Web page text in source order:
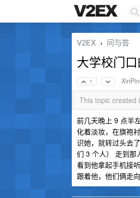
V2EX › 问与答
大学校门
1
This topic created
前几天晚上 9 点半
化着淡妆，在旗袍
识她，就转过头去
们 3 个人） 走到那
看到他拿起手机接
跟着他，他们俩走